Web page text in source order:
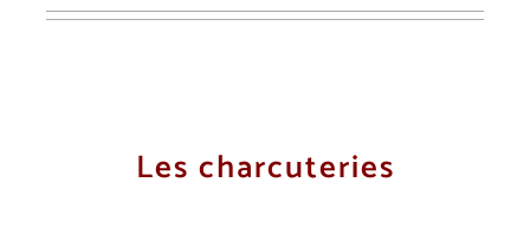
Les charcuteries